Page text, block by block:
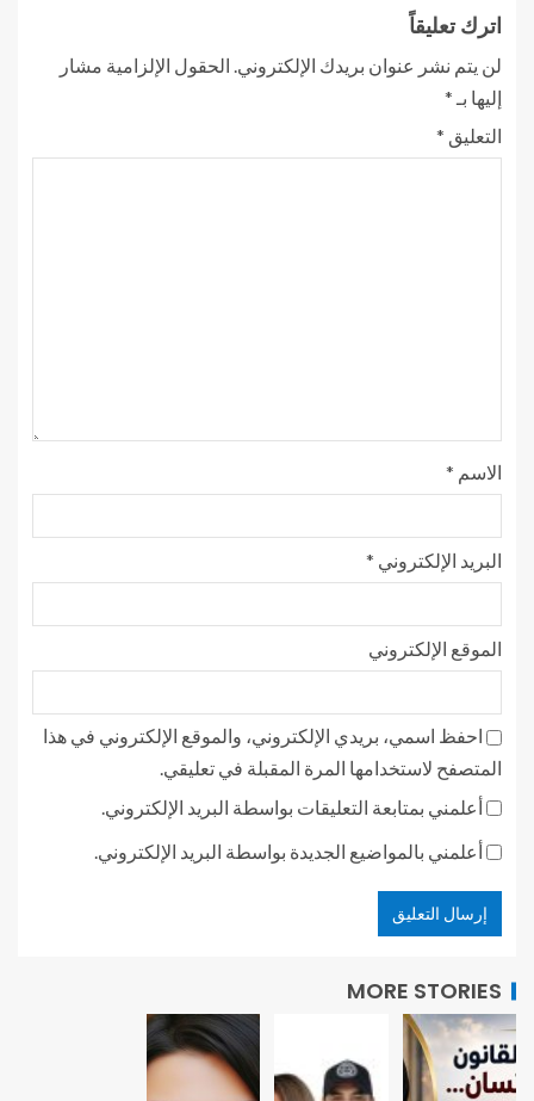
اترك تعليقاً
لن يتم نشر عنوان بريدك الإلكتروني. الحقول الإلزامية مشار
إليها بـ *
التعليق *
الاسم *
البريد الإلكتروني *
الموقع الإلكتروني
احفظ اسمي، بريدي الإلكتروني، والموقع الإلكتروني في هذا
المتصفح لاستخدامها المرة المقبلة في تعليقي.
أعلمني بمتابعة التعليقات بواسطة البريد الإلكتروني.
أعلمني بالمواضيع الجديدة بواسطة البريد الإلكتروني.
MORE STORIES